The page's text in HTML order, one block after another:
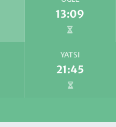
13:09
YATSI
21:45